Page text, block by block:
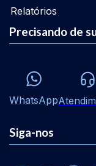
Relatórios
Precisando de
WhatsApp
Siga-nos